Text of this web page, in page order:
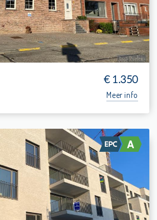
-
139 m²
€ 1.350
Meer info
Verhuurd: Appartement
8 m²